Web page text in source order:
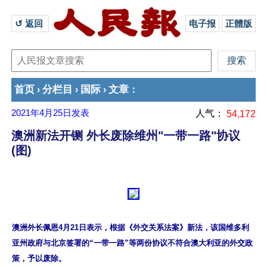
↺ 返回 电子报 正體版
首页 › 分栏目 › 国际 › 文章 ：
2021年4月25日 发表 人气： 54,172
澳洲新法开铡 外长废除维州"一带一路"协议
(图)
澳洲外长佩恩4月21日表示，根据《外交关系法案》新法，该国维多利
亚州政府与北京签署的“一带一路”等两份协议不符合澳大利亚的外交政